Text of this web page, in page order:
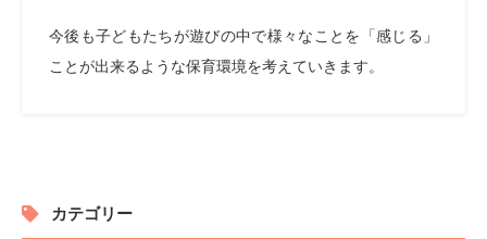
今後も子どもたちが遊びの中で様々なことを「感じる」
ことが出来るような保育環境を考えていきます。
カテゴリー